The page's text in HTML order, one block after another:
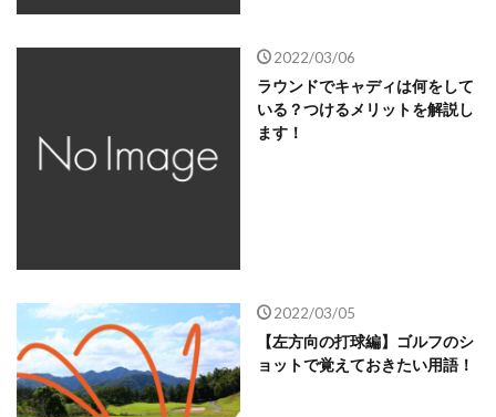
2022/03/06
ラウンドでキャディは何をして
いる？つけるメリットを解説し
ます！
2022/03/05
【左方向の打球編】ゴルフのシ
ョットで覚えておきたい用語！